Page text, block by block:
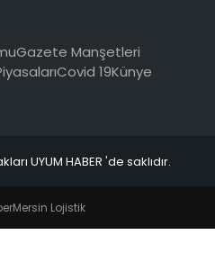
Gazete Manşetleri
Covid 19Künye
UYUM HABER 'de saklıdır.
Mersin Lojistik